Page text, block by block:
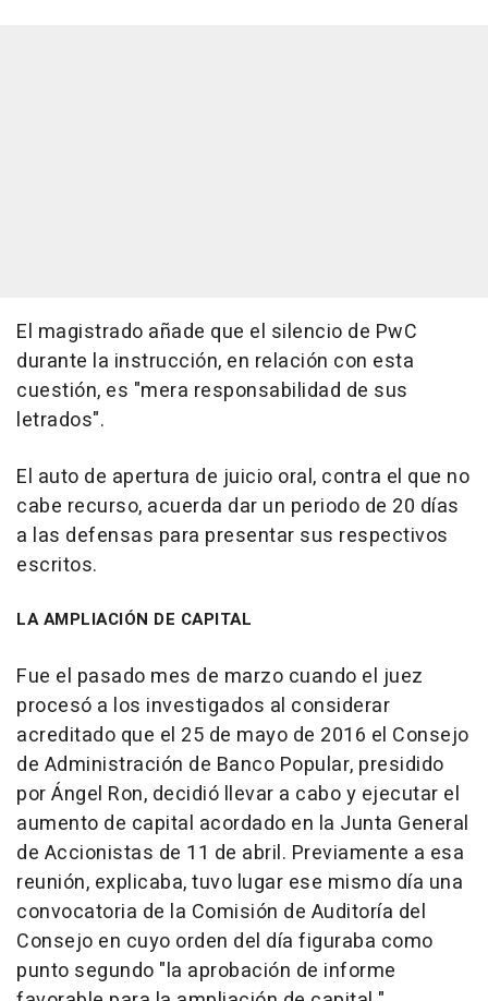
El magistrado añade que el silencio de PwC
durante la instrucción, en relación con esta
cuestión, es "mera responsabilidad de sus
letrados".
El auto de apertura de juicio oral, contra el que no
cabe recurso, acuerda dar un periodo de 20 días
a las defensas para presentar sus respectivos
escritos.
LA AMPLIACIÓN DE CAPITAL
Fue el pasado mes de marzo cuando el juez
procesó a los investigados al considerar
acreditado que el 25 de mayo de 2016 el Consejo
de Administración de Banco Popular, presidido
por Ángel Ron, decidió llevar a cabo y ejecutar el
aumento de capital acordado en la Junta General
de Accionistas de 11 de abril. Previamente a esa
reunión, explicaba, tuvo lugar ese mismo día una
convocatoria de la Comisión de Auditoría del
Consejo en cuyo orden del día figuraba como
punto segundo "la aprobación de informe